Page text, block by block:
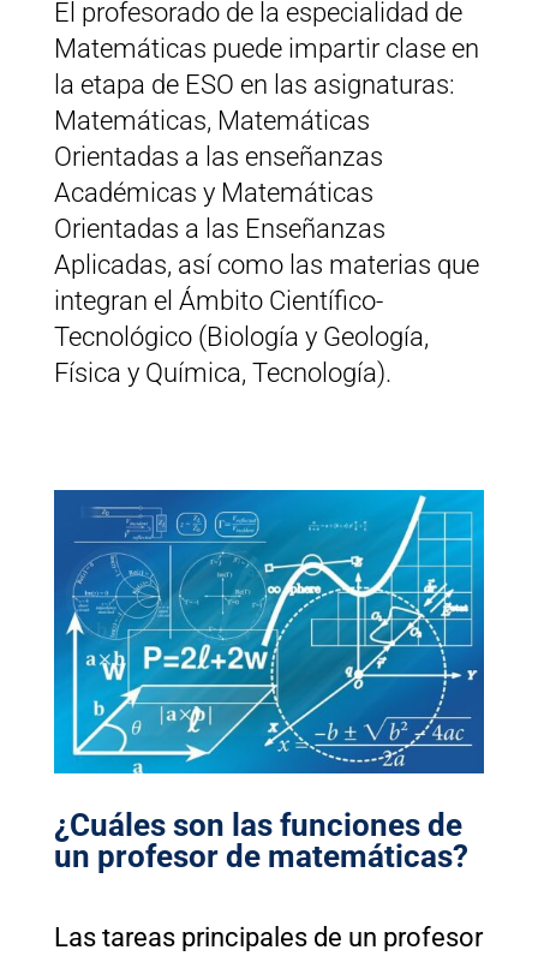
El profesorado de la especialidad de
Matemáticas puede impartir clase en
la etapa de ESO en las asignaturas:
Matemáticas, Matemáticas
Orientadas a las enseñanzas
Académicas y Matemáticas
Orientadas a las Enseñanzas
Aplicadas, así como las materias que
integran el Ámbito Científico-
Tecnológico (Biología y Geología,
Física y Química, Tecnología).
¿Cuáles son las funciones de
un profesor de matemáticas?
Las tareas principales de un profesor